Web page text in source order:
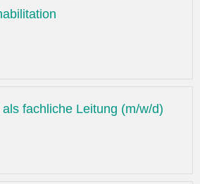
fachliche Leitung (m/w/d)